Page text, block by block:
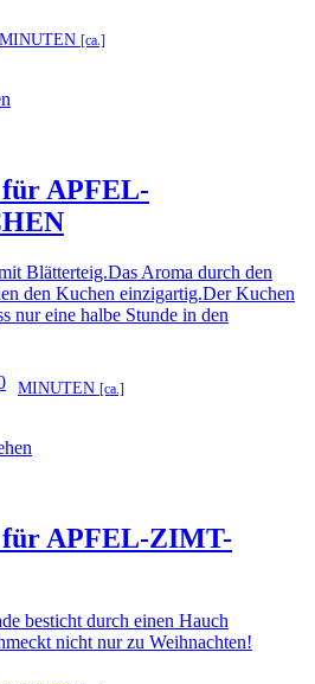
MINUTEN [ca.]
für APFEL-
Blätterteig.Das Aroma durch den
den Kuchen einzigartig.Der Kuchen
nur eine halbe Stunde in den
MINUTEN [ca.]
für APFEL-ZIMT-
besticht durch einen Hauch
nicht nur zu Weihnachten!